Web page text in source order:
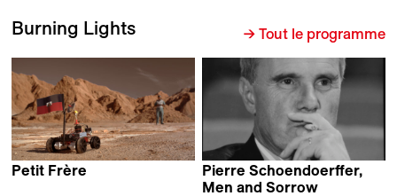
Burning Lights → Tout le programme
Petit Frère
Pierre Schoendoerffer,
Men and Sorrow